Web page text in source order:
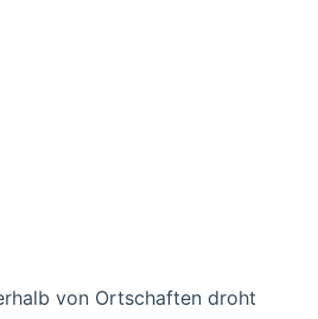
von Ortschaften droht